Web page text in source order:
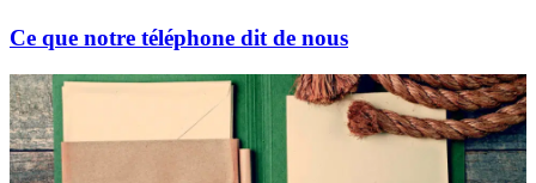
Ce que notre téléphone dit de nous